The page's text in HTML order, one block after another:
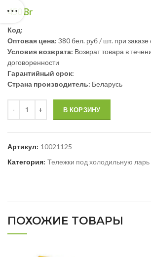
450 Br
Код:
Оптовая цена: 380 бел. руб / шт. при заказе
Условия возврата: Возврат товара в
договоренности
Гарантийный срок:
Страна производитель: Беларусь
В КОРЗИНУ
Артикул: 10021125
Категория: Тележки под холодильную ларь
ПОХОЖИЕ ТОВАРЫ